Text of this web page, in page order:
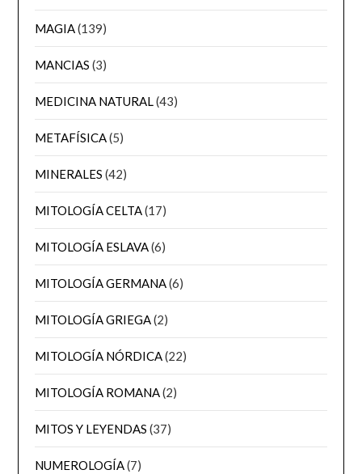
MAGIA(139)
MANCIAS (3)
MEDICINA NATURAL(43)
METAFÍSICA(5)
MINERALES (42)
MITOLOGÍA CELTA(17)
MITOLOGÍA ESLAVA(6)
MITOLOGÍA GERMANA(6)
MITOLOGÍA GRIEGA(2)
MITOLOGÍA NÓRDICA(22)
MITOLOGÍA ROMANA(2)
MITOS Y LEYENDAS (37)
NUMEROLOGÍA(7)